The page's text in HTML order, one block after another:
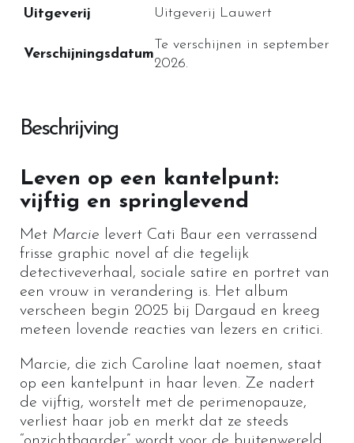
Uitgeverij Uitgeverij Lauwert
Verschijningsdatum
Te verschijnen in september
2026.
Beschrijving
Leven op een kantelpunt:
vijftig en springlevend
Met Marcie
levert Cati Baur een verrassend
frisse graphic novel af die tegelijk
detectiveverhaal, sociale satire en portret van
een vrouw in verandering is. Het album
verscheen begin 2025 bij Dargaud en kreeg
meteen lovende reacties van lezers en critici.
Marcie, die zich Caroline laat noemen, staat
op een kantelpunt in haar leven. Ze nadert
de vijftig, worstelt met de perimenopauze,
verliest haar job en merkt dat ze steeds